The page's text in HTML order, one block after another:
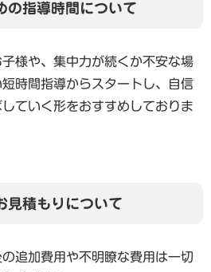
の指導時間について
様や、集中力が続くか不安な場
時間指導からスタートし、自信
ていく形をおすすめしておりま
見積もりについて
追加費用や不明瞭な費用は一切